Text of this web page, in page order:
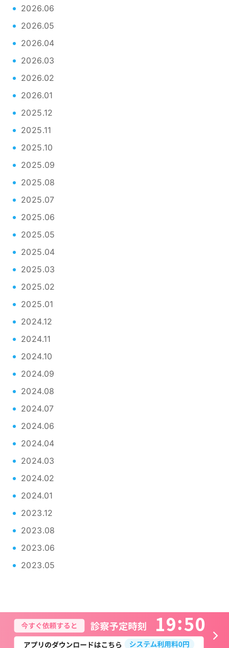
2026.06
2026.05
2026.04
2026.03
2026.02
2026.01
2025.12
2025.11
2025.10
2025.09
2025.08
2025.07
2025.06
2025.05
2025.04
2025.03
2025.02
2025.01
2024.12
2024.11
2024.10
2024.09
2024.08
2024.07
2024.06
2024.04
2024.03
2024.02
2024.01
2023.12
2023.08
2023.06
2023.05
19 50